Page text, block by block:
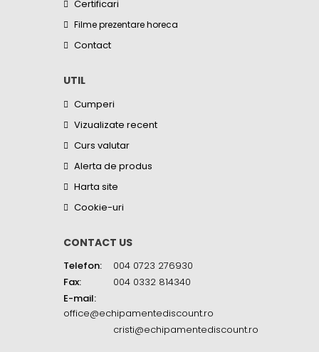
Certificari
Filme prezentare horeca
Contact
UTIL
Cumperi
Vizualizate recent
Curs valutar
Alerta de produs
Harta site
Cookie-uri
CONTACT US
Telefon:
004 0723 276930
Fax:
004 0332 814340
E-mail:
office@echipamentediscount.ro
cristi@echipamentediscount.ro